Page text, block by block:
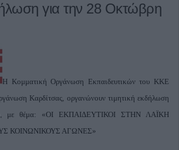
για την 28 Οκτώβρη
Η Κομματική Οργάνωση Εκπαιδευτικών του ΚΚΕ
Καρδίτσας, οργανώνουν τιμητική εκδήλωση
με θέμα: «ΟΙ ΕΚΠΑΙΔΕΥΤΙΚΟΙ ΣΤΗΝ ΛΑΪΚΗ
ΚΟΙΝΩΝΙΚΟΥΣ ΑΓΩΝΕΣ»